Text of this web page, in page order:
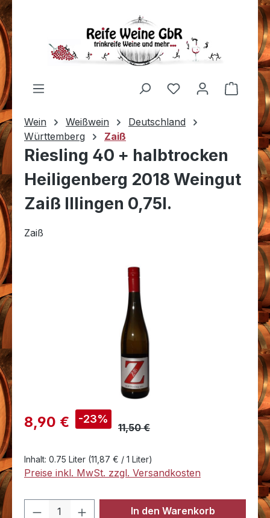
Zum Hauptinhalt springen
Du hast 0
Wein Weißwein
Deutschland
Württemberg
Zaiß
Riesling 40 + halbtrocken
Heiligenberg 2018 Weingut
Zaiß Illingen 0,75l.
Zaiß
Bildergalerie überspringen
Verkaufspreis:
8,90 € -23%
11,50 €
Inhalt: 0.75 Liter (11,87 € / 1 Liter)
Preise inkl. MwSt. zzgl. Versandkosten
Produkt Anzahl: Gib den
In den Warenkorb